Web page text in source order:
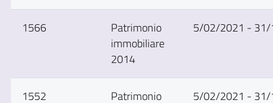
1566
Patrimonio
immobiliare
2014
5/02/2021 -
1552
Patrimonio
5/02/2021 -